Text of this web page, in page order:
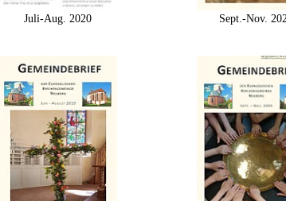
Juli-Aug. 2020 Sept.-Nov.